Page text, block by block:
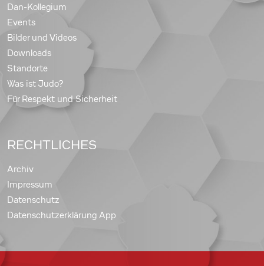
Dan-Kollegium
Events
Bilder und Videos
Downloads
Standorte
Was ist Judo?
Für Respekt und Sicherheit
RECHTLICHES
Archiv
Impressum
Datenschutz
Datenschutzerklärung App